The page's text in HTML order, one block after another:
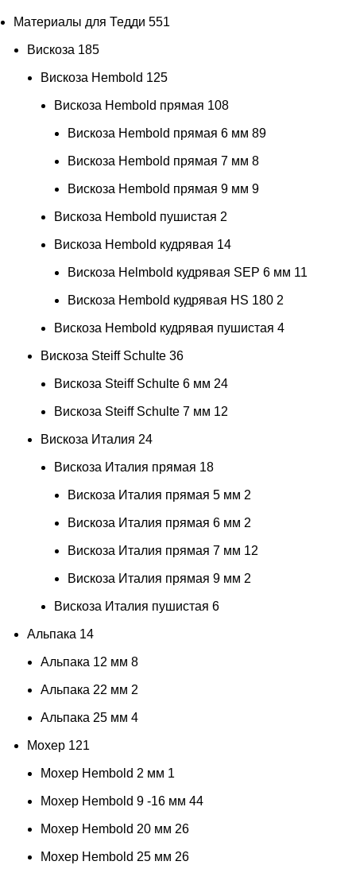
Материалы для Тедди 551
Вискоза 185
Вискоза Hembold 125
Вискоза Hembold прямая 108
Вискоза Hembold прямая 6 мм 89
Вискоза Hembold прямая 7 мм 8
Вискоза Hembold прямая 9 мм 9
Вискоза Hembold пушистая 2
Вискоза Hembold кудрявая 14
Вискоза Helmbold кудрявая SEP 6 мм 11
Вискоза Hembold кудрявая HS 180 2
Вискоза Hembold кудрявая пушистая 4
Вискоза Steiff Schulte 36
Вискоза Steiff Schulte 6 мм 24
Вискоза Steiff Schulte 7 мм 12
Вискоза Италия 24
Вискоза Италия прямая 18
Вискоза Италия прямая 5 мм 2
Вискоза Италия прямая 6 мм 2
Вискоза Италия прямая 7 мм 12
Вискоза Италия прямая 9 мм 2
Вискоза Италия пушистая 6
Альпака 14
Альпака 12 мм 8
Альпака 22 мм 2
Альпака 25 мм 4
Мохер 121
Мохер Hembold 2 мм 1
Мохер Hembold 9 -16 мм 44
Мохер Hembold 20 мм 26
Мохер Hembold 25 мм 26